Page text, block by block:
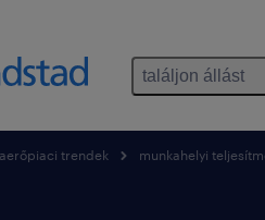
találjon állást
trendek munkahelyi